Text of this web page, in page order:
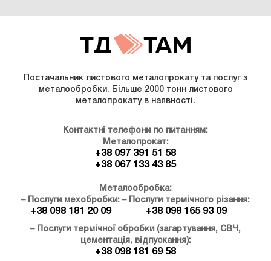
Постачальник листового металопрокату та послуг з
металообробки. Більше 2000 тонн листового
металопрокату в наявності.
Контактні телефони по питанням:
Металопрокат:
+38 097 391 51 58
+38 067 133 43 85
Металообробка:
– Послуги мехобробки:
+38 098 181 20 09
– Послуги термічного різання:
+38 098 165 93 09
– Послуги термічної обробки (загартування, СВЧ,
цементація, відпускання):
+38 098 181 69 58